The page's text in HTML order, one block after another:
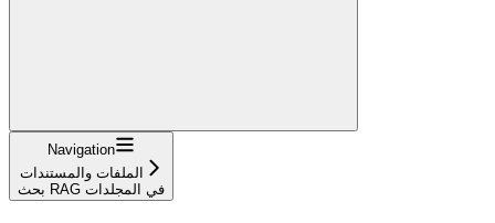
Navigation
الملفات والمستندات
بحث RAG في المجلدات